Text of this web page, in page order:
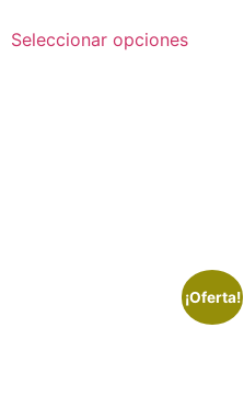
Seleccionar opciones
¡Oferta!